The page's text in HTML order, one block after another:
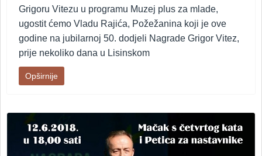
Grigoru Vitezu u programu Muzej plus za mlade,
ugostit ćemo Vladu Rajića, Požežanina koji je ove
godine na jubilarnoj 50. dodjeli Nagrade Grigor Vitez,
prije nekoliko dana u Lisinskom
Opširnije